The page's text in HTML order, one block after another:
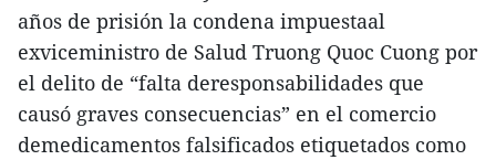
años de prisión la condena impuestaal
exviceministro de Salud Truong Quoc Cuong por
el delito de “falta deresponsabilidades que
causó graves consecuencias” en el comercio
demedicamentos falsificados etiquetados como